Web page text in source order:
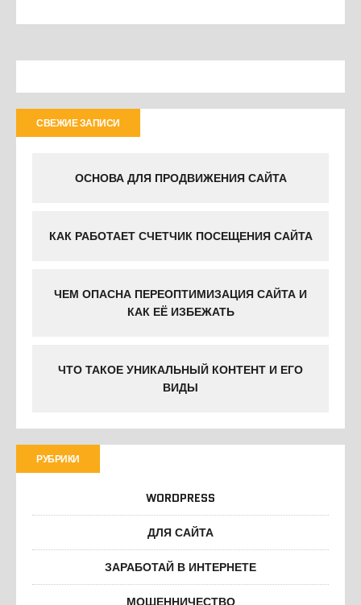
СВЕЖИЕ ЗАПИСИ
ОСНОВА ДЛЯ ПРОДВИЖЕНИЯ САЙТА
КАК РАБОТАЕТ СЧЕТЧИК ПОСЕЩЕНИЯ САЙТА
ЧЕМ ОПАСНА ПЕРЕОПТИМИЗАЦИЯ САЙТА И
КАК ЕЁ ИЗБЕЖАТЬ
ЧТО ТАКОЕ УНИКАЛЬНЫЙ КОНТЕНТ И ЕГО
ВИДЫ
РУБРИКИ
WORDPRESS
ДЛЯ САЙТА
ЗАРАБОТАЙ В ИНТЕРНЕТЕ
МОШЕННИЧЕСТВО